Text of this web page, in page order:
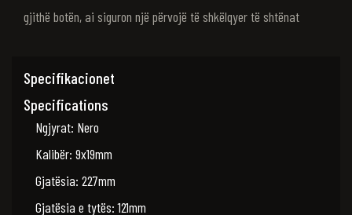
gjithë botën, ai siguron një përvojë të shkëlqyer të shtënat
Specifikacionet
Specifications
Ngjyrat: Nero
Kalibër: 9x19mm
Gjatësia: 227mm
Gjatësia e tytës: 121mm